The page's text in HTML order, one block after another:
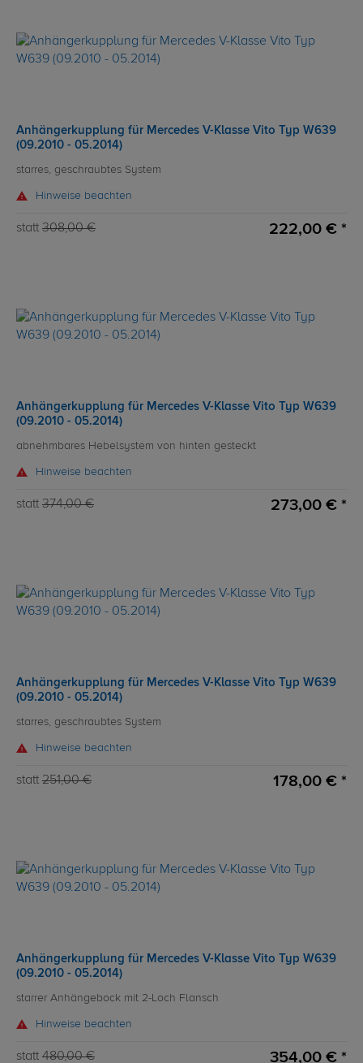
Anhängerkupplung für Mercedes V-Klasse Vito Typ W639
(09.2010 - 05.2014)
starres, geschraubtes System
Hinweise beachten
statt 308,00 € 222,00 € *
Anhängerkupplung für Mercedes V-Klasse Vito Typ W639
(09.2010 - 05.2014)
abnehmbares Hebelsystem von hinten gesteckt
Hinweise beachten
statt 374,00 € 273,00 € *
Anhängerkupplung für Mercedes V-Klasse Vito Typ W639
(09.2010 - 05.2014)
starres, geschraubtes System
Hinweise beachten
statt 251,00 € 178,00 € *
Anhängerkupplung für Mercedes V-Klasse Vito Typ W639
(09.2010 - 05.2014)
starrer Anhängebock mit 2-Loch Flansch
Hinweise beachten
statt 480,00 € 354,00 € *